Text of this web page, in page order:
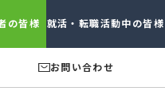
の皆様 就活・転職活動中の皆様
お問い合わせ